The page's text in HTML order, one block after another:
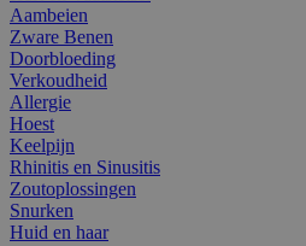
Aambeien
Zware Benen
Doorbloeding
Verkoudheid
Allergie
Hoest
Keelpijn
Rhinitis en Sinusitis
Zoutoplossingen
Snurken
Huid en haar